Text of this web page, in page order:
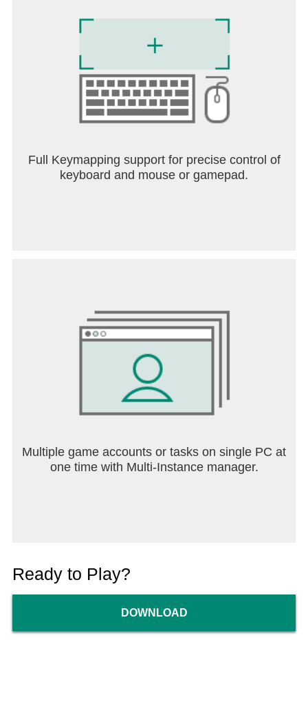
Full Keymapping support for precise control of
keyboard and mouse or gamepad.
Multiple game accounts or tasks on single PC at
one time with Multi-Instance manager.
Ready to Play?
DOWNLOAD